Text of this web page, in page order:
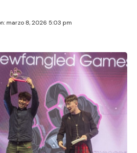
marzo 8, 2026 5:03 pm